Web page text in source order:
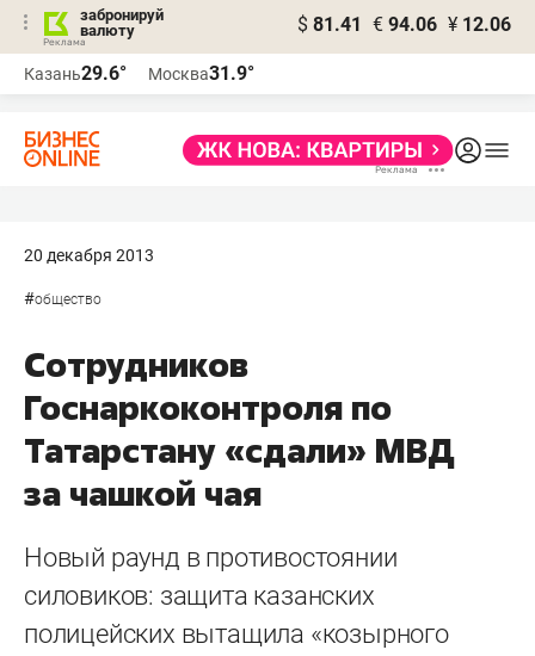
забронируй
валюту
$ 81.41 € 94.06 ¥ 12.06
Казань29.6° Москва31.9°
20 декабря 2013
#общество
Сотрудников
Госнаркоконтроля по
Татарстану «сдали» МВД
за чашкой чая
Новый раунд в противостоянии
силовиков: защита казанских
полицейских вытащила «козырного